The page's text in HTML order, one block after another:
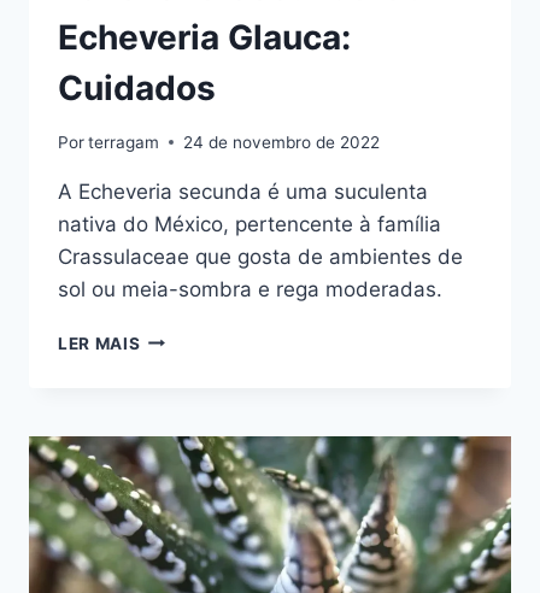
Echeveria Glauca:
Cuidados
Porterragam 24 de novembro de 2022
A Echeveria secunda é uma suculenta
nativa do México, pertencente à família
Crassulaceae que gosta de ambientes de
sol ou meia-sombra e rega moderadas.
LER MAIS ECHEVERIA
GLAUCA:
CUIDADOS